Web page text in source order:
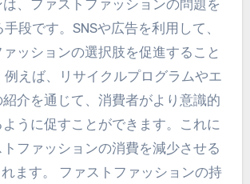
、ファストファッションの問題を
段です。SNSや広告を利用して、
ッションの選択肢を促進すること
例えば、リサイクルプログラムやエ
介を通じて、消費者がより意識的
うに促すことができます。これに
ファッションの消費を減少させる
ます。 ファストファッションの持